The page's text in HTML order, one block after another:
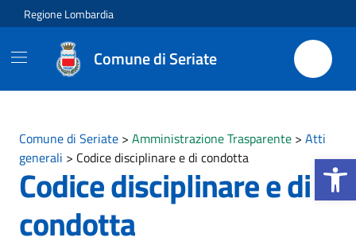
Apri la
Vai ai contenuti
Vai al footer
Regione Lombardia
Comune di Seriate
Comune di Seriate > Amministrazione Trasparente > Atti
generali > Codice disciplinare e di condotta
Codice disciplinare e di
condotta